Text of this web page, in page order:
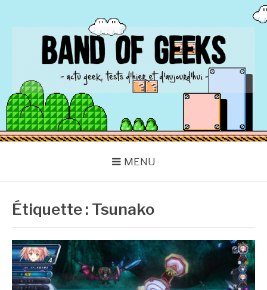
BAND OF GEEKS
Actu Geek d'hier et d'aujourd'hui
MENU
Étiquette : Tsunako